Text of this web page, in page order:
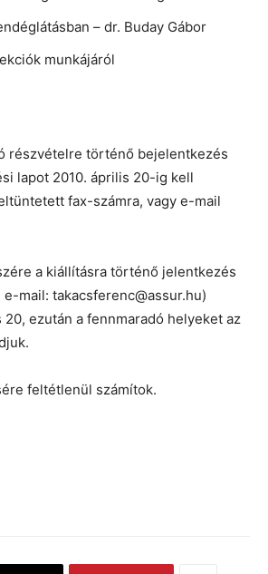
– dr. Buday Gábor
munkájáról
részvételre történő bejelentkezés
lapot 2010. április 20-ig kell
fax-számra, vagy e-mail
a kiállításra történő jelentkezés
e-mail: takacsferenc@assur.hu)
ezután a fennmaradó helyeket az
feltétlenül számítok.